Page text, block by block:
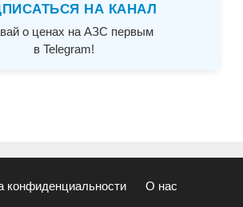
НА КАНАЛ
о ценах на АЗС первым
в Telegram!
конфиденциальности О нас